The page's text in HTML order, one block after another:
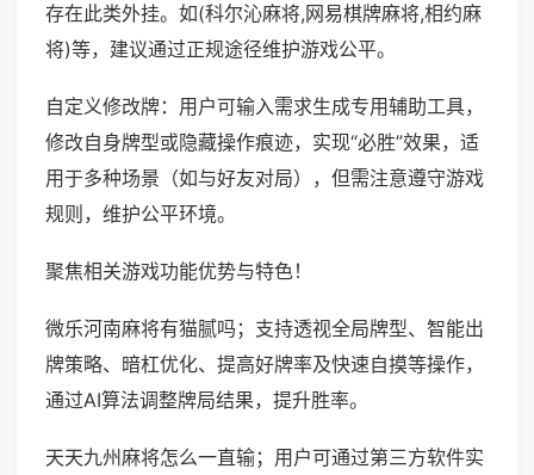
存在此类外挂。如(科尔沁麻将,网易棋牌麻将,相约麻
将)等，建议通过正规途径维护游戏公平。
自定义修改牌：用户可输入需求生成专用辅助工具，
修改自身牌型或隐藏操作痕迹，实现“必胜”效果，适
用于多种场景（如与好友对局），但需注意遵守游戏
规则，维护公平环境。
聚焦相关游戏功能优势与特色！
微乐河南麻将有猫腻吗；支持透视全局牌型、智能出
牌策略、暗杠优化、提高好牌率及快速自摸等操作，
通过AI算法调整牌局结果，提升胜率。
天天九州麻将怎么一直输；用户可通过第三方软件实